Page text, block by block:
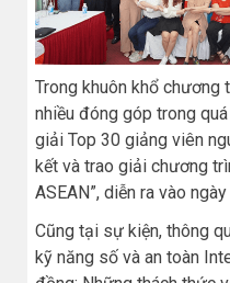
Trong khuôn khổ chương
nhiều đóng góp trong
giải Top 30 giảng viên
kết và trao giải chương
ASEAN”, diễn ra vào
Cũng tại sự kiện, thông
kỹ năng số và an toàn